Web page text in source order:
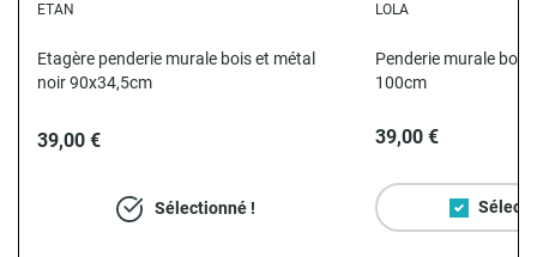
ETAN
Etagère penderie murale bois et métal
noir 90x34,5cm
39,00 €
Sélectionné !
LOLA
Penderie murale bois
100cm
39,00 €